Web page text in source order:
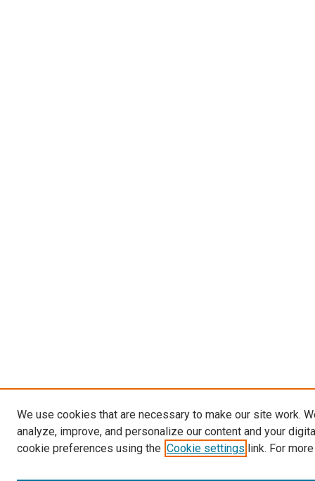
We use cookies that are necessary to make our site work.
analyze, improve, and personalize our content and your
cookie preferences using the Cookie settings link. For